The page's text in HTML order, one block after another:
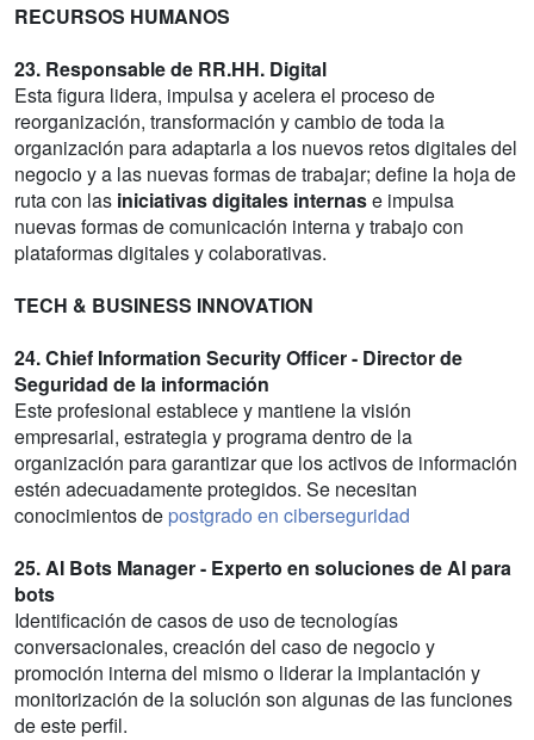
RECURSOS HUMANOS
23. Responsable de RR.HH. Digital
Esta figura lidera, impulsa y acelera el proceso de
reorganización, transformación y cambio de toda la
organización para adaptarla a los nuevos retos digitales del
negocio y a las nuevas formas de trabajar; define la hoja de
ruta con las iniciativas digitales internase impulsa
nuevas formas de comunicación interna y trabajo con
plataformas digitales y colaborativas.
TECH & BUSINESS INNOVATION
24. Chief Information Security Officer - Director de
Seguridad de la información
Este profesional establece y mantiene la visión
empresarial, estrategia y programa dentro de la
organización para garantizar que los activos de información
estén adecuadamente protegidos. Se necesitan
conocimientos de postgrado en ciberseguridad
25. AI Bots Manager - Experto en soluciones de AI para
bots
Identificación de casos de uso de tecnologías
conversacionales, creación del caso de negocio y
promoción interna del mismo o liderar la implantación y
monitorización de la solución son algunas de las funciones
de este perfil.